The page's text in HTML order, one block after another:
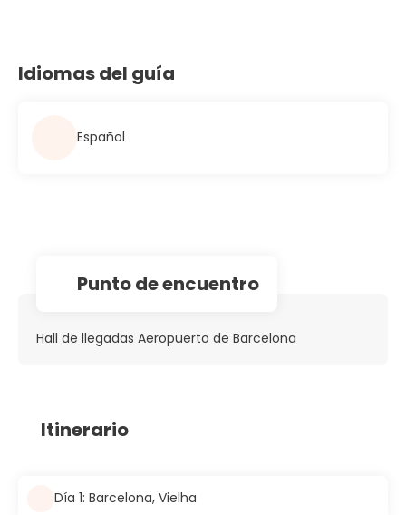
Idiomas del guía
Español
Punto de encuentro
Hall de llegadas Aeropuerto de Barcelona
Itinerario
Día 1: Barcelona, Vielha